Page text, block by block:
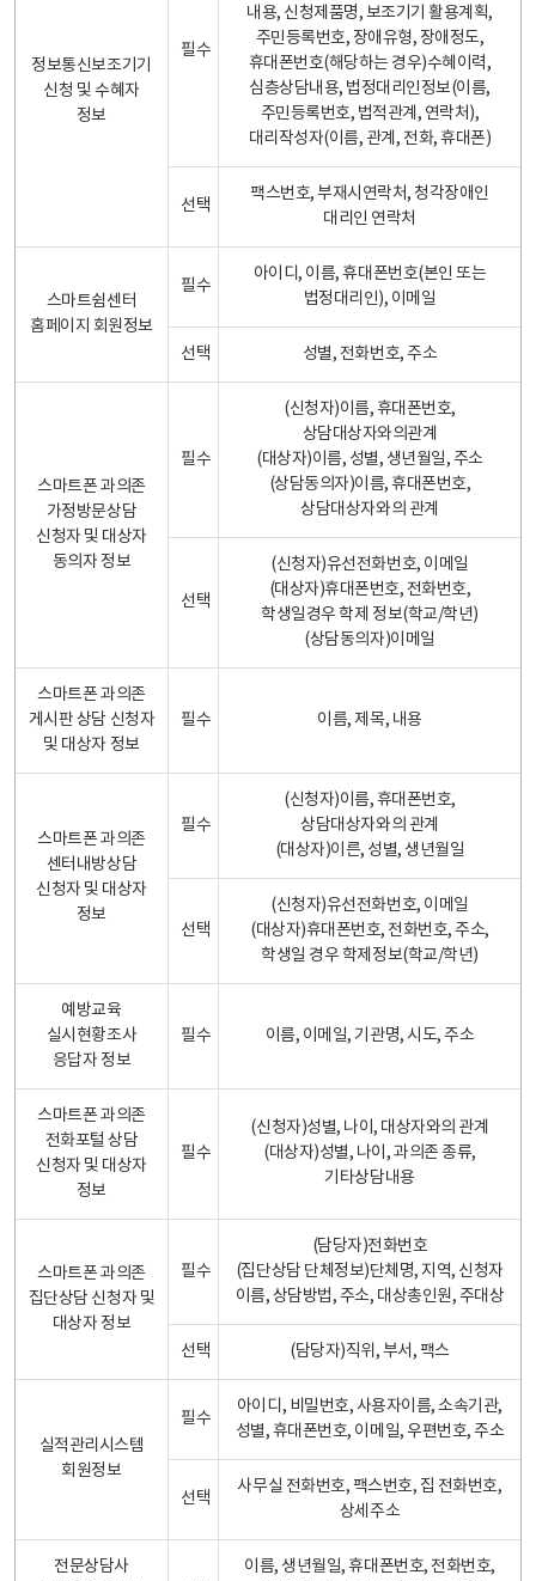
정보통신보조기기
신청 및 수혜자
정보
필수
내용, 신청제품명, 보조기기 활용계획,
주민등록번호, 장애유형, 장애정도,
휴대폰번호(해당하는 경우)수혜이력,
심층상담내용, 법정대리인정보(이름,
주민등록번호, 법적관계, 연락처),
대리작성자(이름, 관계, 전화, 휴대폰)
선택
팩스번호, 부재시연락처, 청각장애인
대리인 연락처
스마트쉼센터
홈페이지 회원정보
필수
아이디, 이름, 휴대폰번호(본인 또는
법정대리인), 이메일
선택 성별, 전화번호, 주소
스마트폰 과의존
가정방문상담
신청자 및 대상자
동의자 정보
필수
(신청자)이름, 휴대폰번호,
상담대상자와의관계
(대상자)이름, 성별, 생년월일, 주소
(상담동의자)이름, 휴대폰번호,
상담대상자와의 관계
선택
(신청자)유선전화번호, 이메일
(대상자)휴대폰번호, 전화번호,
학생일경우 학제 정보(학교/학년)
(상담동의자)이메일
스마트폰 과의존
게시판 상담 신청자
및 대상자 정보
필수 이름, 제목, 내용
스마트폰 과의존
센터내방상담
신청자 및 대상자
정보
필수
(신청자)이름, 휴대폰번호,
상담대상자와의 관계
(대상자)이른, 성별, 생년월일
선택
(신청자)유선전화번호, 이메일
(대상자)휴대폰번호, 전화번호, 주소,
학생일 경우 학제정보(학교/학년)
예방교육
실시현황조사
응답자 정보
필수 이름, 이메일, 기관명, 시도, 주소
스마트폰 과의존
전화포털 상담
신청자 및 대상자
정보
필수
(신청자)성별, 나이, 대상자와의 관계
(대상자)성별, 나이, 과의존 종류,
기타상담내용
스마트폰 과의존
집단상담 신청자 및
대상자 정보
필수
(담당자)전화번호
(집단상담 단체정보)단체명, 지역, 신청자
이름, 상담방법, 주소, 대상총인원, 주대상
선택 (담당자)직위, 부서, 팩스
실적관리시스템
회원정보
필수
아이디, 비밀번호, 사용자이름, 소속기관,
성별, 휴대폰번호, 이메일, 우편번호, 주소
선택
사무실 전화번호, 팩스번호, 집 전화번호,
상세주소
전문상담사
이름, 생년월일, 휴대폰번호, 전화번호,